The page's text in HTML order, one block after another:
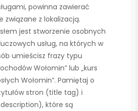
powinna zawierać
związane z lokalizacją.
jest stworzenie osobnych
usług, na których w
umieścisz frazy typu
Wołomin” lub „kurs
Wołomin”. Pamiętaj o
stron (title tag) i
które są